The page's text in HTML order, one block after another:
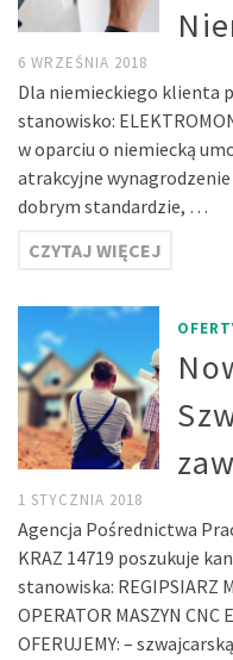
6 WRZEŚNIA 2018
Dla niemieckiego klienta
stanowisko:
w oparciu o niemiecką
atrakcyjne
dobrym standardzie, …
CZYTAJ WIĘCEJ
1 STYCZNIA 2018
Agencja Pośrednictwa
KRAZ 14719 poszukuje
stanowiska: REGIPSIARZ
OPERATOR MASZYN CNC
OFERUJEMY: –